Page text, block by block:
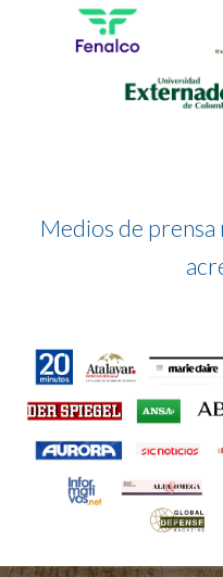
Medios de prensa